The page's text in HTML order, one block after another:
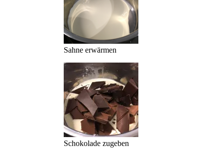
Sahne erwärmen
Schokolade zugeben